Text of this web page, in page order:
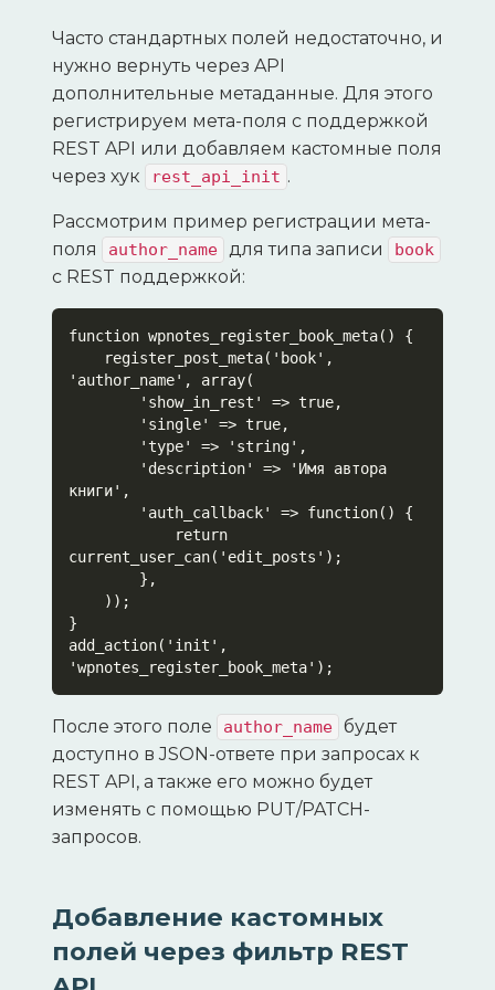
Часто стандартных полей недостаточно, и
нужно вернуть через API
дополнительные метаданные. Для этого
регистрируем мета-поля с поддержкой
REST API или добавляем кастомные поля
через хук
rest_api_init .
Рассмотрим пример регистрации мета-
поля
author_name для типа записи book
с REST поддержкой:
function wpnotes_register_book_meta() {
'author_name', array(
книги',
current_user_can('edit_posts');
}
add_action('init',
'wpnotes_register_book_meta');
После этого поле author_name будет
доступно в JSON-ответе при запросах к
REST API, а также его можно будет
изменять с помощью PUT/PATCH-
запросов.
Добавление кастомных
полей через фильтр REST